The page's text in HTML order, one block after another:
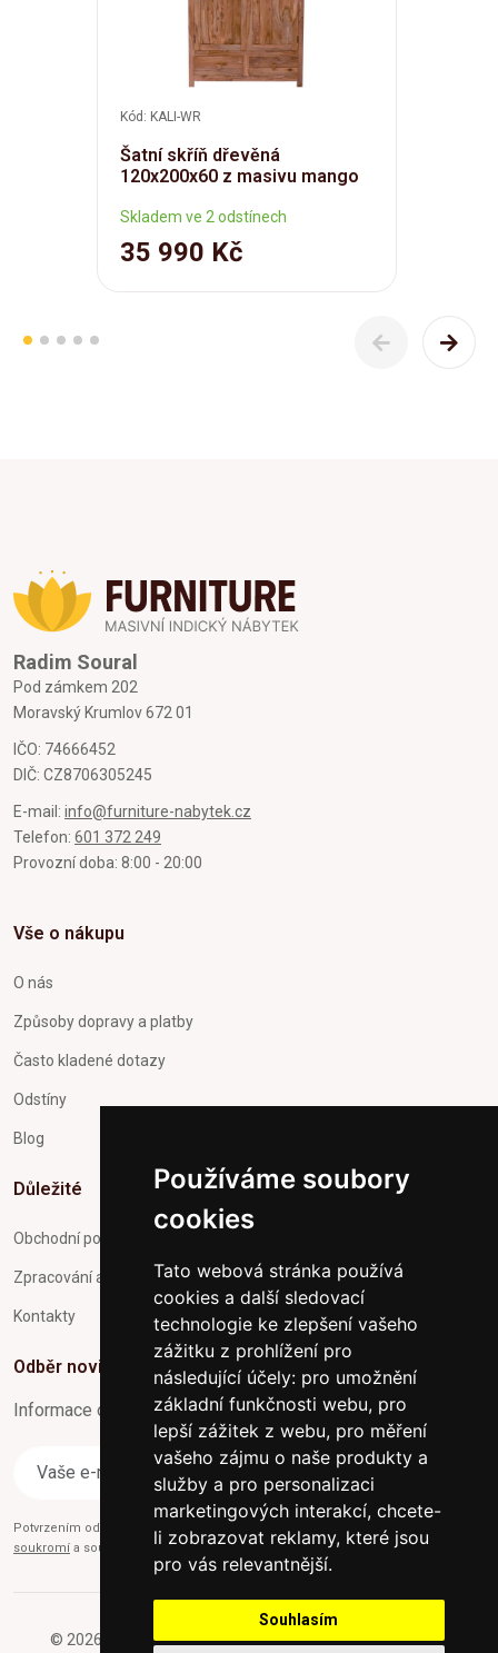
Používáme soubory
cookies
Tato webová stránka používá
cookies a další sledovací
technologie ke zlepšení vašeho
zážitku z prohlížení pro
následující účely: pro umožnění
základní funkčnosti webu, pro
lepší zážitek z webu, pro měření
vašeho zájmu o naše produkty a
služby a pro personalizaci
marketingových interakcí, chcete-
li zobrazovat reklamy, které jsou
pro vás relevantnější.
Souhlasím
Kód: KALI-WR
Šatní skříň dřevěná
120x200x60 z masivu mango
Skladem ve 2 odstínech
35 990 Kč
Radim Soural
Pod zámkem 202
Moravský Krumlov 672 01
IČO: 74666452
DIČ: CZ8706305245
E-mail: info@furniture-nabytek.cz
Telefon: 601 372 249
Provozní doba: 8:00 - 20:00
Vše o nákupu
O nás
Způsoby dopravy a platby
Často kladené dotazy
Odstíny
Blog
Důležité
Obchodní podmínky
Zpracování a ochrana osobních údajů
Kontakty
Odběr novinek
Informace o Novinkách a užitečné rady max. 1x za týden
Odebírat
Potvrzením odběru současně souhlasíte s našimi podmínkami o
soukromí a současně nám udělujete souhlas se zasíláním obchodních e-mailů.
© 2026 Furniture-nabytek.cz - Všechna práva vyhrazena.